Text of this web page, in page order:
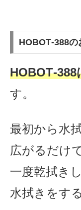
HOBOT‐388
す。
最初から水
広がるだけ
一度乾拭き
水拭きをす